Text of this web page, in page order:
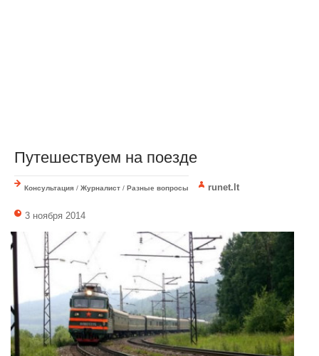
Путешествуем на поезде
Консультация / Журналист / Разные вопросы runet.lt
3 ноября 2014